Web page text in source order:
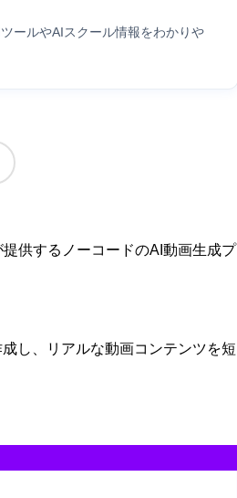
ールやAIスクール情報をわかりや
供するノーコードのAI動画生成プ
し、リアルな動画コンテンツを短